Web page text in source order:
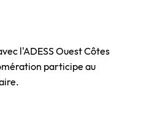
l'ADESS Ouest Côtes
participe au